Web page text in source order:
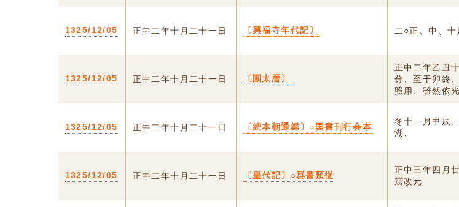
1325/12/05 正中二年十月二十一日 〔興福寺年代記〕 二○正、中、十
1325/12/05 正中二年十月二十一日 〔園太暦〕
正中二年乙丑
分、至干卯終
照用、雖然依
1325/12/05 正中二年十月二十一日 〔続本朝通鑑〕○国書刊行会本
冬十一月甲辰
湖、
1325/12/05 正中二年十月二十一日 〔皇代記〕○群書類従
正中三年四月
震改元